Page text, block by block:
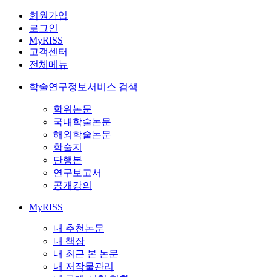
회원가입
로그인
MyRISS
고객센터
전체메뉴
학술연구정보서비스 검색
학위논문
국내학술논문
해외학술논문
학술지
단행본
연구보고서
공개강의
MyRISS
내 추천논문
내 책장
내 최근 본 논문
내 저작물관리